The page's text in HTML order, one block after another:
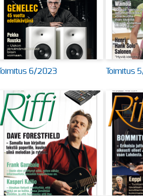
Toimitus 6/2023 Toimitus